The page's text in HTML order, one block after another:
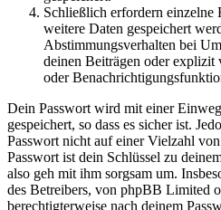
Schließlich erfordern einzelne
weitere Daten gespeichert
Abstimmungsverhalten bei
deinen Beiträgen oder explizit
oder
Dein Passwort wird mit einer
gespeichert, so dass es sicher ist.
Passwort nicht auf einer Vielzahl
Passwort ist dein Schlüssel zu
also geh mit ihm sorgsam um.
des Betreibers, von phpBB Limited
berechtigterweise nach deinem